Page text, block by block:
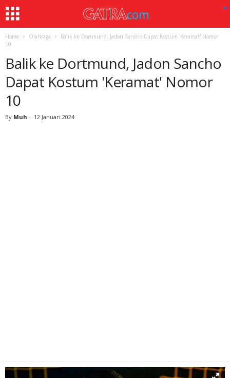
Home Olahraga
Balik ke Dortmund, Jadon Sancho Dapat Kostum 'Keramat' Nomor
10
Balik ke Dortmund, Jadon Sancho
Dapat Kostum 'Keramat' Nomor
10
By Muh - 12 Januari 2024